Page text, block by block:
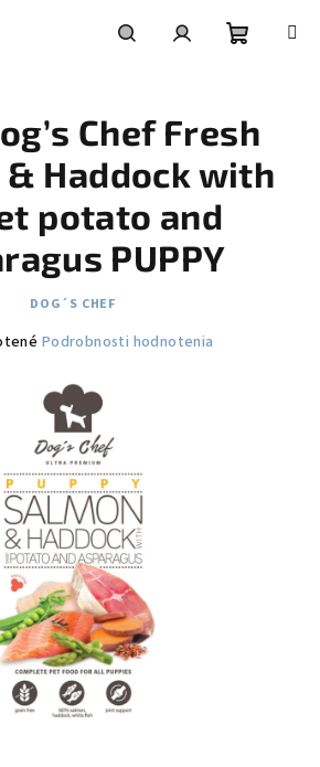
košík
Chef Fresh
& Haddock with
potato and
PUPPY
DOG´S CHEF
Podrobnosti hodnotenia